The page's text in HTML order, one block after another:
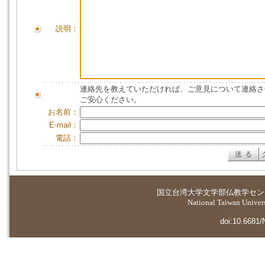
説明：
連絡先を教えていただければ、ご意見について連絡
ご安心ください。
お名前：
E-mail：
電話：
国立台湾大学文学部仏教学セ
National Taiwan
doi:10.6681/